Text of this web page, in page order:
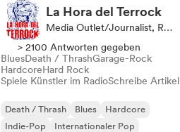
La Hora del Terrock
Media Outlet/Journalist, Radiosender
> 2100 Antworten gegeben
BluesDeath / ThrashGarage-Rock
HardcoreHard Rock
Spiele Künstler im RadioSchreibe Artikel
Death / Thrash Blues
Hardcore
Indie-Pop
Internationaler Pop